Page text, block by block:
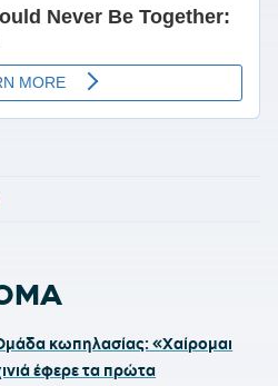
κωπηλασίας: «Χαίρομαι
έφερε τα πρώτα